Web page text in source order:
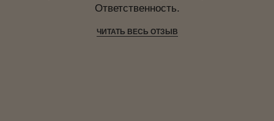
Ответственность.
ЧИТАТЬ ВЕСЬ ОТЗЫВ